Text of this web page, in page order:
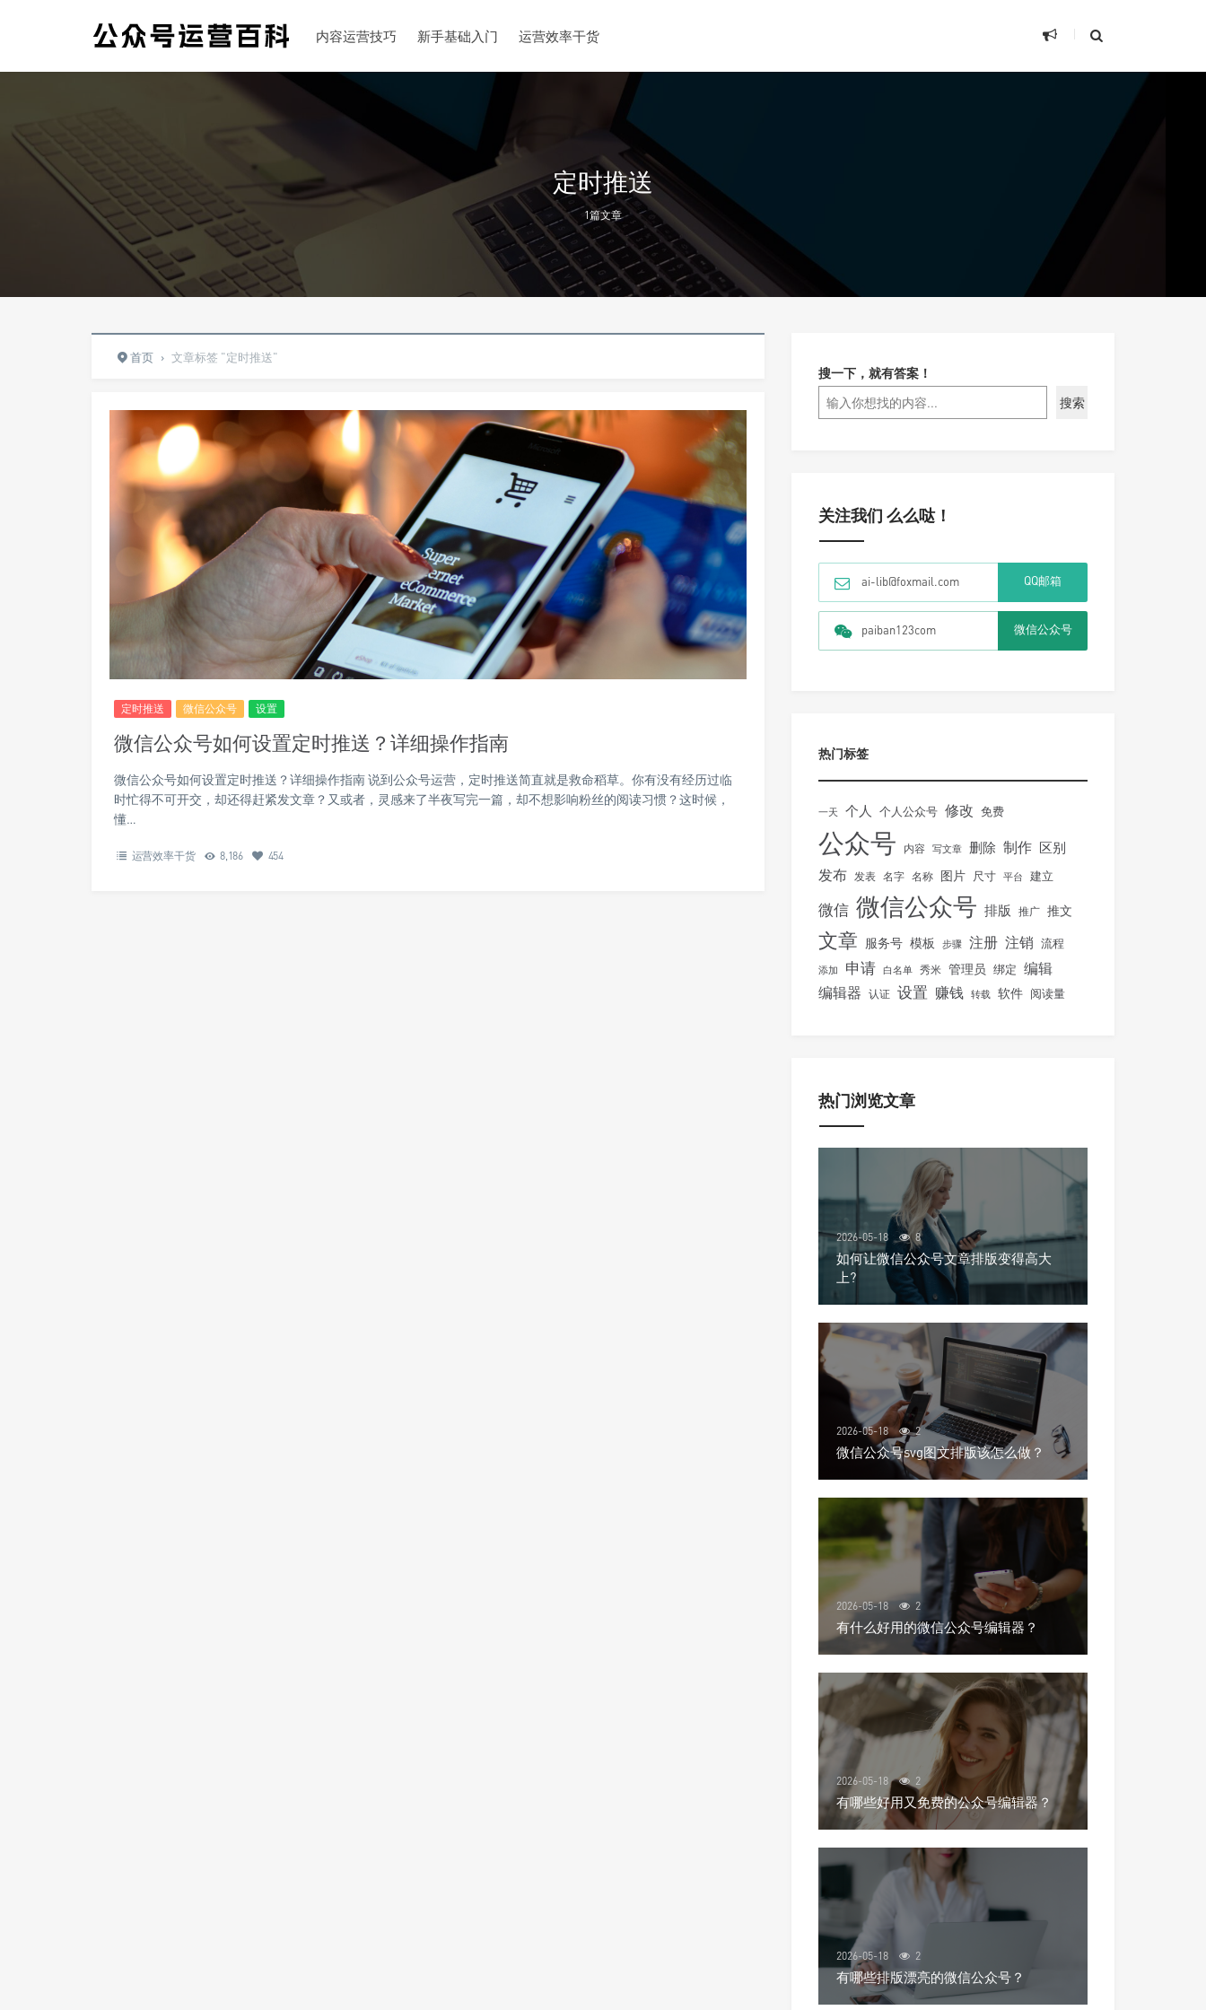
内容运营技巧 新手基础入门 运营效率干货
定时推送
1篇文章
首页 › 文章标签 "定时推送"
定时推送 微信公众号 设置
微信公众号如何设置定时推送？详细操作指南
微信公众号如何设置定时推送？详细操作指南 说到公众号运营，定时推送简直就是救命稻草。你有没有经历过临
时忙得不可开交，却还得赶紧发文章？又或者，灵感来了半夜写完一篇，却不想影响粉丝的阅读习惯？这时候，
懂…
运营效率干货 8,186 454
搜一下，就有答案！
搜索
关注我们 么么哒！
ai-lib@foxmail.com QQ邮箱
paiban123com 微信公众号
热门标签
一天 个人 个人公众号 修改 免费
公众号 内容 写文章 删除 制作 区别
发布 发表 名字 名称 图片 尺寸 平台 建立
微信 微信公众号 排版 推广 推文
文章 服务号 模板 步骤 注册 注销 流程
添加 申请 白名单 秀米 管理员 绑定 编辑
编辑器
认证 设置 赚钱 转载 软件 阅读量
热门浏览文章
2026-05-18 8
如何让微信公众号文章排版变得高大
上?
2026-05-18 2
微信公众号svg图文排版该怎么做？
2026-05-18 2
有什么好用的微信公众号编辑器？
2026-05-18 2
有哪些好用又免费的公众号编辑器？
2026-05-18 2
有哪些排版漂亮的微信公众号？